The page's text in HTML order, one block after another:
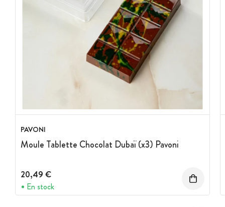
PAVONI
Moule Tablette Chocolat Dubaï (x3) Pavoni
20,49 €
En stock